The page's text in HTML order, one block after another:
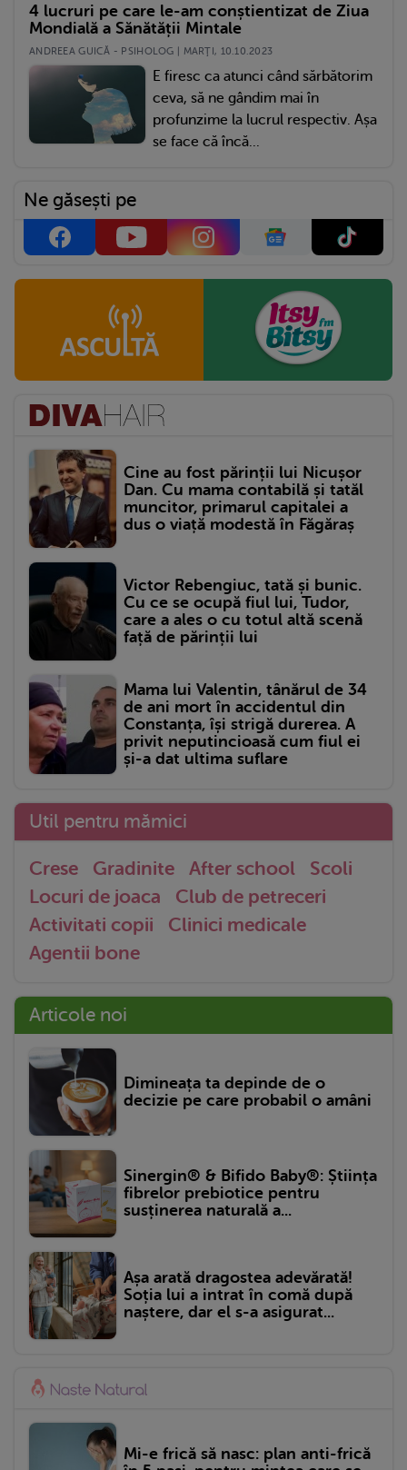
4 lucruri pe care le-am conștientizat de Ziua
Mondială a Sănătății Mintale
ANDREEA GUICĂ - PSIHOLOG | MARŢI, 10.10.2023
E firesc ca atunci când sărbătorim
ceva, să ne gândim mai în
profunzime la lucrul respectiv. Așa
se face că încă...
Ne găsești pe
Cine au fost părinții lui Nicușor
Dan. Cu mama contabilă și tatăl
muncitor, primarul capitalei a
dus o viață modestă în Făgăraș
Victor Rebengiuc, tată și bunic.
Cu ce se ocupă fiul lui, Tudor,
care a ales o cu totul altă scenă
față de părinții lui
Mama lui Valentin, tânărul de 34
de ani mort în accidentul din
Constanța, își strigă durerea. A
privit neputincioasă cum fiul ei
și-a dat ultima suflare
Util pentru mămici
Crese Gradinite After school
Scoli
Locuri de joaca
Club de petreceri
Activitati copii
Clinici medicale
Agentii bone
Articole noi
Dimineața ta depinde de o
decizie pe care probabil o amâni
Sinergin® & Bifido Baby®: Știința
fibrelor prebiotice pentru
susținerea naturală a...
Așa arată dragostea adevărată!
Soția lui a intrat în comă după
naștere, dar el s-a asigurat...
Mi-e frică să nasc: plan anti-frică